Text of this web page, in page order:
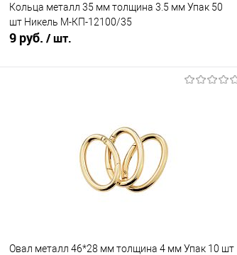
Кольца металл 35 мм толщина 3.5 мм Упак 50
шт Никель М-КП-12100/35
9 руб. / шт.
Под заказ
Овал металл 46*28 мм толщина 4 мм Упак 10 шт